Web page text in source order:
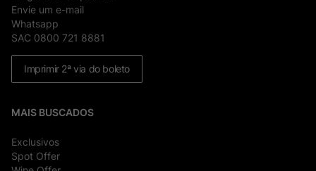
Envie um e-mail
Whatsapp
SAC 0800 721 8881
Imprimir 2ª via do boleto
MAIS BUSCADOS
Exclusivos
Spot Offer